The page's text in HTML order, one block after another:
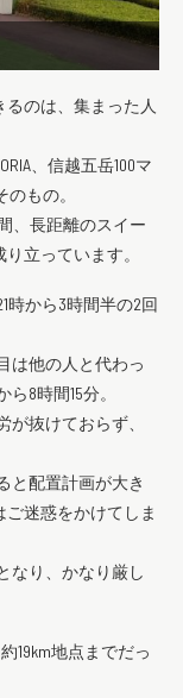
のは、集まった人
、信越五岳100マ
もの。
、長距離のスイー
立っています。
時から3時間半の2回
は他の人と代わっ
8時間15分。
抜けておらず、
と配置計画が大き
迷惑をかけてしま
なり、かなり厳し
19km地点までだっ